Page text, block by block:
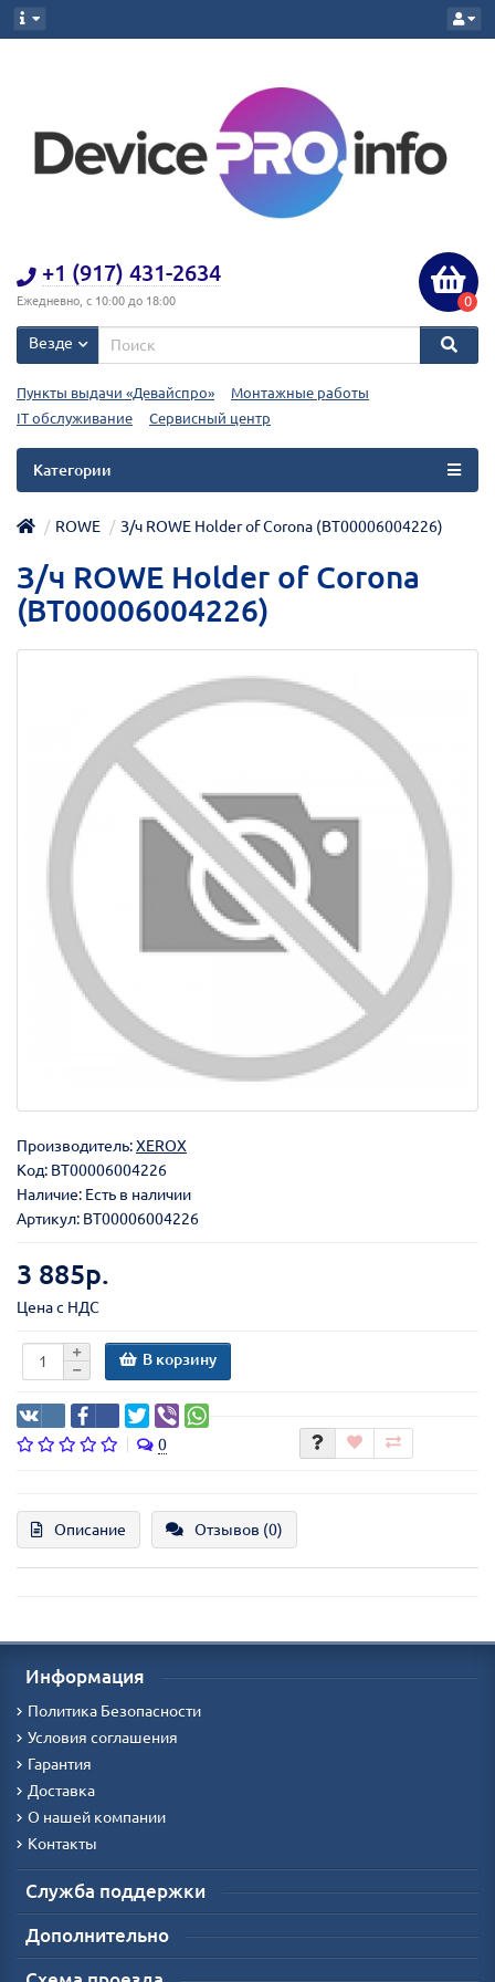
+1 (917) 431-2634
Ежедневно, с 10:00 до 18:00 0
Везде
Пункты выдачи «Девайспро»
Монтажные работы
IT обслуживание
Сервисный центр
Категории
ROWE З/ч ROWE Holder of Corona (BT00006004226)
З/ч ROWE Holder of Corona
(BT00006004226)
Производитель:XEROX
Код: BT00006004226
Наличие: Есть в наличии
Артикул: BT00006004226
3 885р.
Цена с НДС
В корзину
0
Описание Отзывов (0)
Информация
Политика Безопасности
Условия соглашения
Гарантия
Доставка
О нашей компании
Контакты
Служба поддержки
Дополнительно